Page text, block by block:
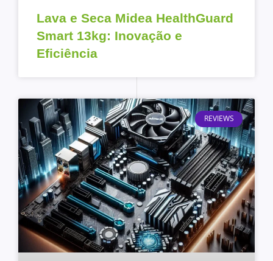
Lava e Seca Midea HealthGuard
Smart 13kg: Inovação e
Eficiência
REVIEWS